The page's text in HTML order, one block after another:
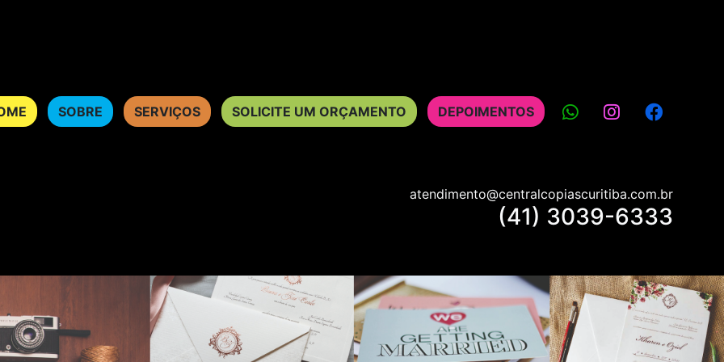
SOBRE SERVIÇOS SOLICITE UM ORÇAMENTO DEPOIMENTOS
atendimento@centralcopiascuritiba.com.br
(41) 3039-6333